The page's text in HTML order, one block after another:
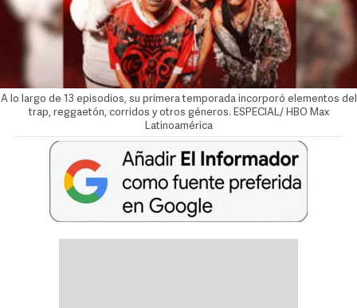
A lo largo de 13 episodios, su primera temporada incorporó elementos del
trap, reggaetón, corridos y otros géneros. ESPECIAL/ HBO Max
Latinoamérica